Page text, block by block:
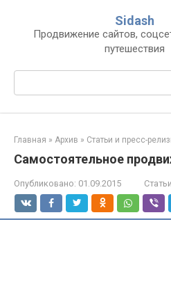
контенту
Sidash
Продвижение сайтов,
путешествия
Главная » Архив » Статьи и пресс-
Самостоятельное
Опубликовано: 01.09.2015